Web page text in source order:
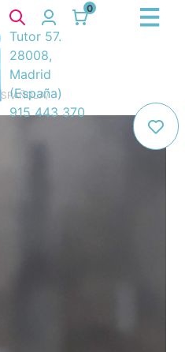
0
Tutor 57.
28008,
Madrid
(España)
915 443 370
/